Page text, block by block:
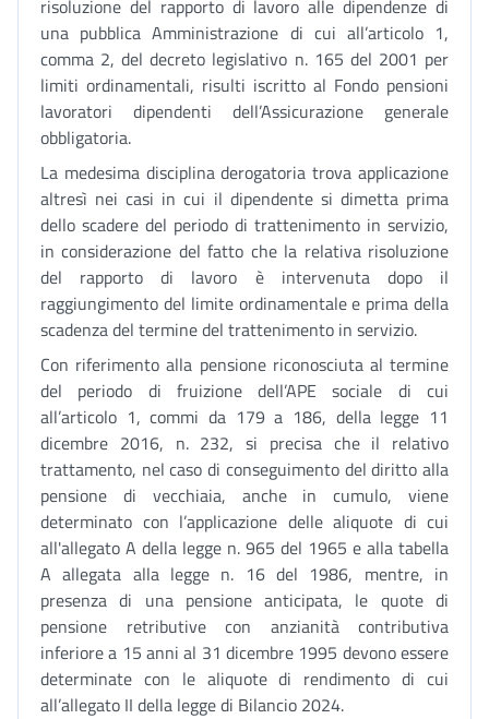
risoluzione del rapporto di lavoro alle dipendenze di
una pubblica Amministrazione di cui all’articolo 1,
comma 2, del decreto legislativo n. 165 del 2001 per
limiti ordinamentali, risulti iscritto al Fondo pensioni
lavoratori dipendenti dell’Assicurazione generale
obbligatoria.
La medesima disciplina derogatoria trova applicazione
altresì nei casi in cui il dipendente si dimetta prima
dello scadere del periodo di trattenimento in servizio,
in considerazione del fatto che la relativa risoluzione
del rapporto di lavoro è intervenuta dopo il
raggiungimento del limite ordinamentale e prima della
scadenza del termine del trattenimento in servizio.
Con riferimento alla pensione riconosciuta al termine
del periodo di fruizione dell’APE sociale di cui
all’articolo 1, commi da 179 a 186, della legge 11
dicembre 2016, n. 232, si precisa che il relativo
trattamento, nel caso di conseguimento del diritto alla
pensione di vecchiaia, anche in cumulo, viene
determinato con l’applicazione delle aliquote di cui
all'allegato A della legge n. 965 del 1965 e alla tabella
A allegata alla legge n. 16 del 1986, mentre, in
presenza di una pensione anticipata, le quote di
pensione retributive con anzianità contributiva
inferiore a 15 anni al 31 dicembre 1995 devono essere
determinate con le aliquote di rendimento di cui
all’allegato II della legge di Bilancio 2024.